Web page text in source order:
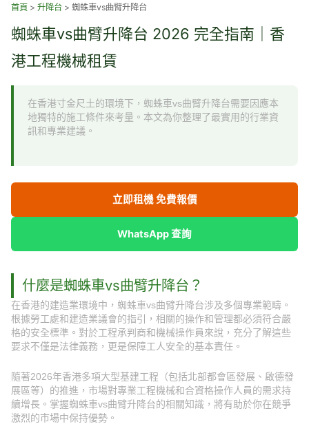
首頁 > 升降台 > 蜘蛛車vs曲臂升降台
蜘蛛車vs曲臂升降台 2026 完全指南｜香
港工程機械租賃
在香港寸金尺土的環境下，蜘蛛車vs曲臂升降台需要因應本
地獨特的施工條件來考量。本文為你整理了最實用的行業資
訊和專業建議。
立即租機 免費報價
WhatsApp 查詢
什麼是蜘蛛車vs曲臂升降台？
在香港的建造業環境中，蜘蛛車vs曲臂升降台涉及多個專業範疇。
根據勞工處和建造業議會的指引，相關的操作和管理都必須符合嚴
格的安全標準。對於工程承判商和機械操作員來說，充分了解這些
要求不僅是法律義務，更是保障工人安全的基本責任。
隨著2026年香港多項大型基建工程（包括北部都會區發展、啟德發
展區等）的推進，市場對專業工程機械和合資格操作人員的需求持
續增長。掌握蜘蛛車vs曲臂升降台的相關知識，將有助於你在競爭
激烈的市場中保持優勢。